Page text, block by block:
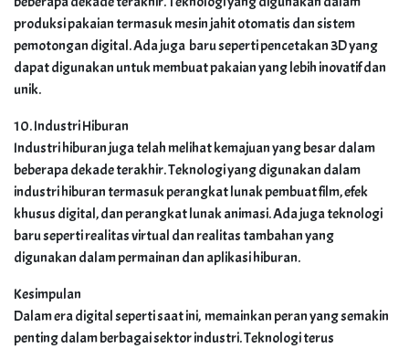
produksi pakaian termasuk mesin jahit otomatis dan sistem
pemotongan digital. Ada juga baru seperti pencetakan 3D yang
dapat digunakan untuk membuat pakaian yang lebih inovatif dan
unik.
10. Industri Hiburan
Industri hiburan juga telah melihat kemajuan yang besar dalam
beberapa dekade terakhir. Teknologi yang digunakan dalam
industri hiburan termasuk perangkat lunak pembuat film, efek
khusus digital, dan perangkat lunak animasi. Ada juga teknologi
baru seperti realitas virtual dan realitas tambahan yang
digunakan dalam permainan dan aplikasi hiburan.
Kesimpulan
Dalam era digital seperti saat ini, memainkan peran yang semakin
penting dalam berbagai sektor industri. Teknologi terus